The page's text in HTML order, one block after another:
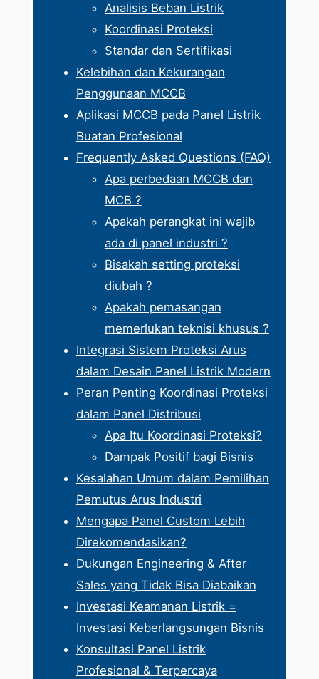
Analisis Beban Listrik
Koordinasi Proteksi
Standar dan Sertifikasi
Kelebihan dan Kekurangan
Penggunaan MCCB
Aplikasi MCCB pada Panel Listrik
Buatan Profesional
Frequently Asked Questions (FAQ)
Apa perbedaan MCCB dan
MCB ?
Apakah perangkat ini wajib
ada di panel industri ?
Bisakah setting proteksi
diubah ?
Apakah pemasangan
memerlukan teknisi khusus ?
Integrasi Sistem Proteksi Arus
dalam Desain Panel Listrik Modern
Peran Penting Koordinasi Proteksi
dalam Panel Distribusi
Apa Itu Koordinasi Proteksi?
Dampak Positif bagi Bisnis
Kesalahan Umum dalam Pemilihan
Pemutus Arus Industri
Mengapa Panel Custom Lebih
Direkomendasikan?
Dukungan Engineering & After
Sales yang Tidak Bisa Diabaikan
Investasi Keamanan Listrik =
Investasi Keberlangsungan Bisnis
Konsultasi Panel Listrik
Profesional & Terpercaya